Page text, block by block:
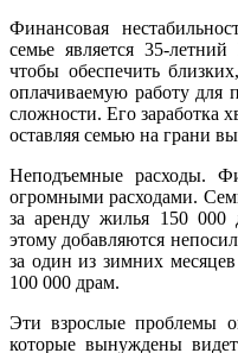
Финансовая
семье является 35-
чтобы обеспечить
оплачиваемую работу для
сложности. Его заработка
оставляя семью на грани
Неподъемные расходы.
огромными расходами.
за аренду жилья 150 000
этому добавляются
за один из зимних месяцев
100 000 драм.
Эти взрослые проблемы
которые вынуждены